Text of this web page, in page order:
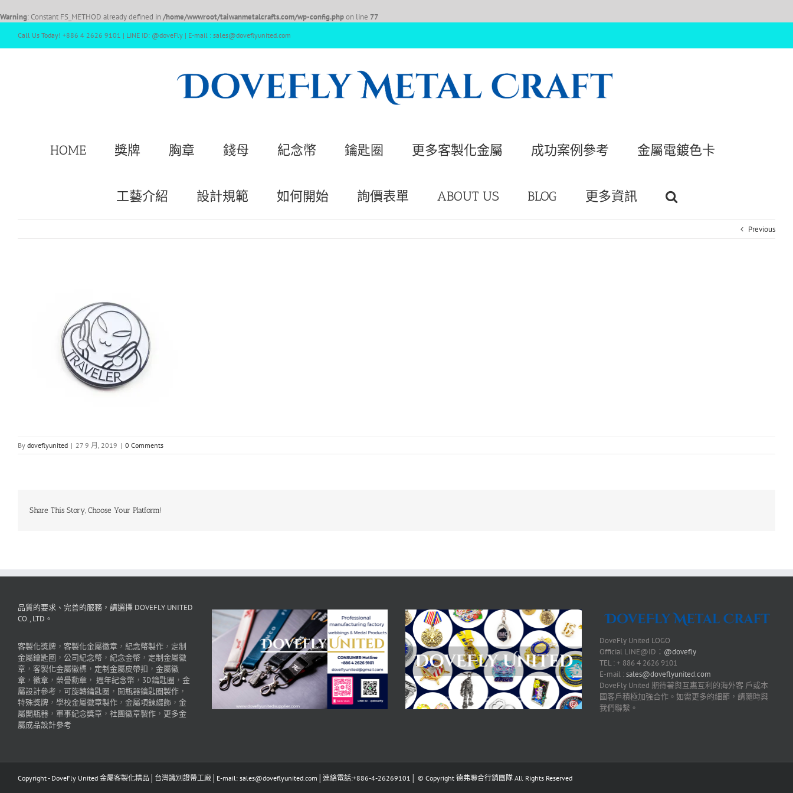
Warning: Constant FS_METHOD already defined in /home/wwwroot/taiwanmetalcrafts.com/wp-config.phpon line 77
Call Us Today! +886 4 2626 9101 | LINE ID: @doveFly | E-mail : sales@doveflyunited.com
HOME 獎牌 胸章 錢母 紀念幣 鑰匙圈 更多客製化金屬 成功案例參考 金屬電鍍色卡
工藝介紹 設計規範 如何開始 詢價表單 ABOUT US BLOG 更多資訊
Previous
By doveflyunited | 27 9 月, 2019 | 0 Comments
Share This Story, Choose Your Platform!
品質的要求、完善的服務，請選擇 DOVEFLY UNITED
CO., LTD。
客製化獎牌 ， 客製化金屬徽章 ， 紀念幣製作 ， 定制
金屬鑰匙圈 ， 公司紀念幣 ， 紀念金幣 ， 定制金屬徽
章 ， 客製化金屬徽標 ， 定制金屬皮帶扣 ， 金屬徽
章 ， 徽章 ， 榮譽勳章 ， 週年紀念幣 ， 3D鑰匙圈 ， 金
屬設計參考 ， 可旋轉鑰匙圈 ， 開瓶器鑰匙圈製作 ，
特殊獎牌 ， 學校金屬徽章製作 ， 金屬項鍊綴飾 ， 金
屬開瓶器 ， 軍事紀念獎章 ， 社團徽章製作 ， 更多金
屬成品設計參考
DoveFly United LOGO
Official LINE@ID： @dovefly
TEL : + 886 4 2626 9101
E-mail :sales@doveflyunited.com
DoveFly United 期待著與互惠互利的海外客 戶或本
國客戶積極加強合作。如需更多的細節，請隨時與
我們聯繫。
Copyright - DoveFly United 金屬客製化精品│台灣識別證帶工廠│E-mail: sales@doveflyunited.com│連絡電話:+886-4-26269101│ © Copyright 德弗聯合行銷團隊 All Rights Reserved